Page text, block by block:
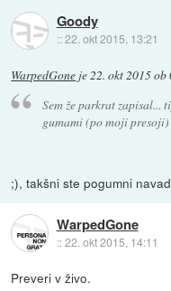
Goody
::22. okt 2015, 13:21
WarpedGone je22. okt 2015 ob
Sem že parkrat zapisal...
gumami (po moji
;), takšni ste pogumni
WarpedGone
::22. okt 2015, 14:11
Preveri v živo.